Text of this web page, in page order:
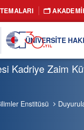
🗂️
ÜNIVERSITE
Kadriye Zaim
Enstitüsü